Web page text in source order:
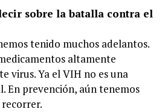
sobre la batalla contra el
tenido muchos adelantos.
altamente
virus. Ya el VIH no es una
En prevención, aún tenemos